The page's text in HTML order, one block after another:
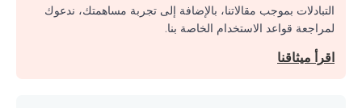
التبادلات بموجب مقالاتنا، بالإضافة إلى تجربة مساهمتك، ندعوك
لمراجعة قواعد الاستخدام الخاصة بنا.
اقرأ ميثاقنا